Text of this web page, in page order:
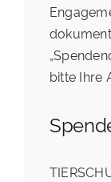
bitte Ihre